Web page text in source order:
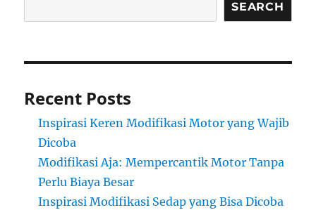
SEARCH
Recent Posts
Inspirasi Keren Modifikasi Motor yang Wajib
Dicoba
Modifikasi Aja: Mempercantik Motor Tanpa
Perlu Biaya Besar
Inspirasi Modifikasi Sedap yang Bisa Dicoba